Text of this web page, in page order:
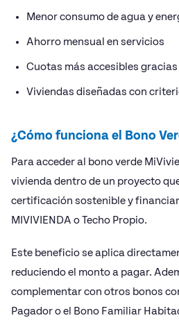
Menor consumo de agua y
Ahorro mensual en servicios
Cuotas más accesibles
Viviendas diseñadas con
¿Cómo funciona el Bono
Para acceder al bono verde
vivienda dentro de un proyecto
certificación sostenible y
MIVIVIENDA o Techo Propio.
Este beneficio se aplica
reduciendo el monto a pagar.
complementar con otros bonos
Pagador o el Bono Familiar